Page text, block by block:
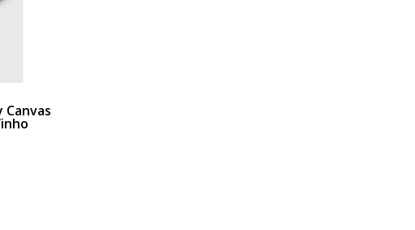
Canvas